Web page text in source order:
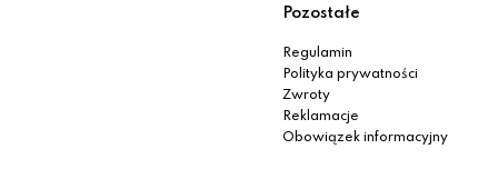
Pozostałe
Regulamin
Polityka prywatności
Zwroty
Reklamacje
Obowiązek informacyjny